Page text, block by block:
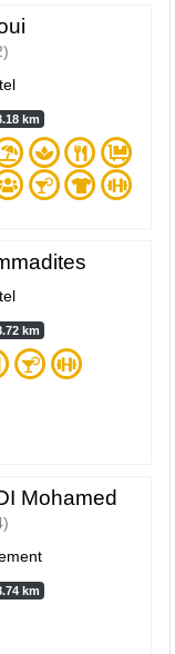
km
km
Mohamed
km